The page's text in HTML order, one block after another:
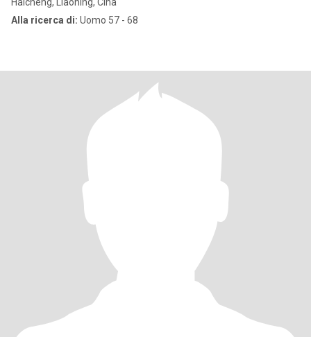
Alla ricerca di: Uomo 57 - 68